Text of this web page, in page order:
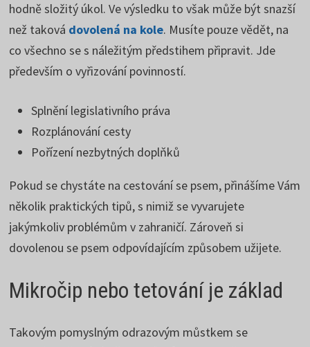
hodně složitý úkol. Ve výsledku to však může být snazší
než taková dovolená na kole. Musíte pouze vědět, na
co všechno se s náležitým předstihem připravit. Jde
především o vyřizování povinností.
Splnění legislativního práva
Rozplánování cesty
Pořízení nezbytných doplňků
Pokud se chystáte na cestování se psem, přinášíme Vám
několik praktických tipů, s nimiž se vyvarujete
jakýmkoliv problémům v zahraničí. Zároveň si
dovolenou se psem odpovídajícím způsobem užijete.
Mikročip nebo tetování je základ
Takovým pomyslným odrazovým můstkem se